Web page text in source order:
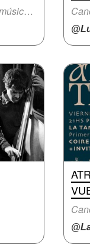
Canciones, Fiesta con música en vivo